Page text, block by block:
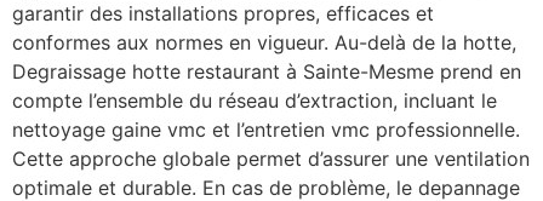
garantir des installations propres, efficaces et
conformes aux normes en vigueur. Au-delà de la hotte,
Degraissage hotte restaurant à Sainte-Mesme prend en
compte l’ensemble du réseau d’extraction, incluant le
nettoyage gaine vmc et l’entretien vmc professionnelle.
Cette approche globale permet d’assurer une ventilation
optimale et durable. En cas de problème, le depannage